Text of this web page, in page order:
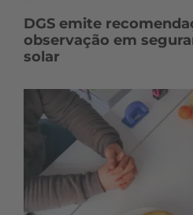
DGS emite
observação em
solar